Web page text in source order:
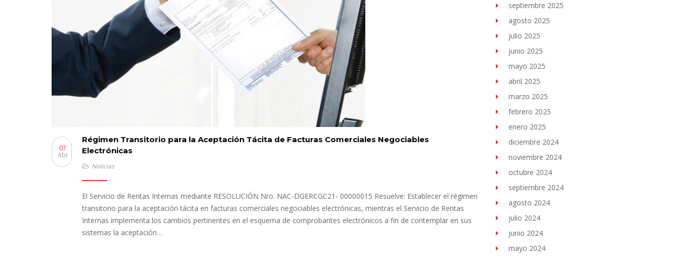
Régimen Transitorio para la Aceptación Tácita de Facturas Comerciales Negociables
Electrónicas
07
Abr
Noticias
El Servicio de Rentas Internas mediante RESOLUCIÓN Nro. NAC-DGERCGC21- 00000015 Resuelve: Establecer el régimen
transitorio para la aceptación tácita en facturas comerciales negociables electrónicas, mientras el Servicio de Rentas
Internas implementa los cambios pertinentes en el esquema de comprobantes electrónicos a fin de contemplar en sus
sistemas la aceptación…
septiembre 2025
agosto 2025
julio 2025
junio 2025
mayo 2025
abril 2025
marzo 2025
febrero 2025
enero 2025
diciembre 2024
noviembre 2024
octubre 2024
septiembre 2024
agosto 2024
julio 2024
junio 2024
mayo 2024